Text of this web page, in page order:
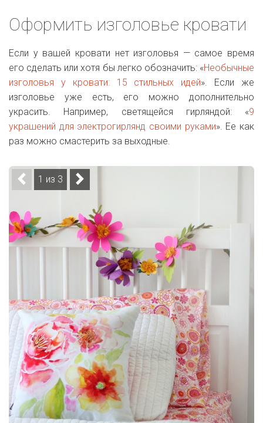
Оформить изголовье кровати
Если у вашей кровати нет изголовья — самое время
его сделать или хотя бы легко обозначить: «Необычные
изголовья у кровати: 15 стильных идей». Если же
изголовье уже есть, его можно дополнительно
украсить. Например, светящейся гирляндой:
«9
украшений для электрогирлянд своими руками». Ее как
раз можно смастерить за выходные.
1 из 3